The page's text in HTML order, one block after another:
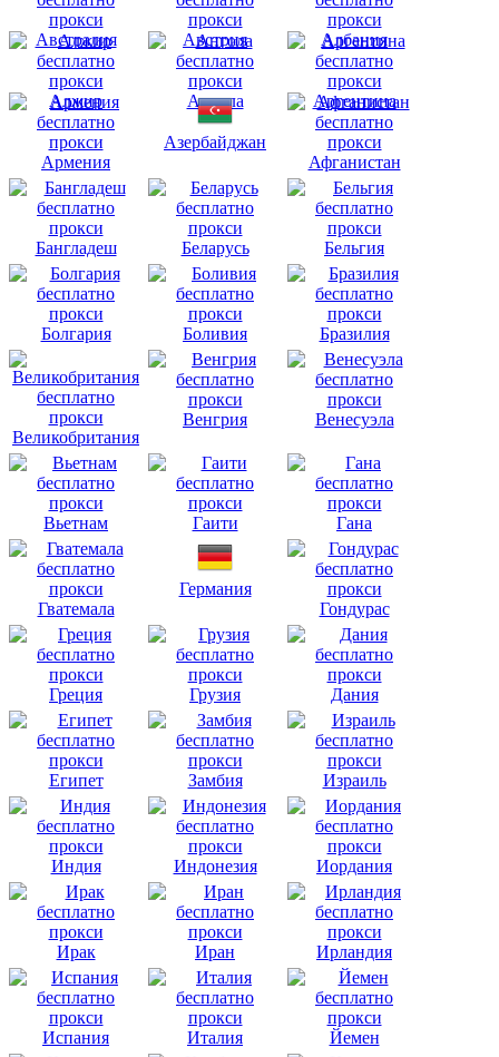
Австралия Австрия Албания
Алжир Ангола Аргентина
Армения
Азербайджан
Афганистан
Бангладеш Беларусь Бельгия
Болгария Боливия Бразилия
Великобритания
Венгрия Венесуэла
Вьетнам Гаити Гана
Гватемала
Германия
Гондурас
Греция Грузия Дания
Египет Замбия Израиль
Индия Индонезия Иордания
Ирак Иран Ирландия
Испания Италия Йемен